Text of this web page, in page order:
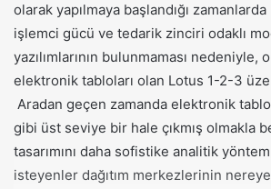
e
k
olarak yapılmaya başlandığı
işlemci gücü ve tedarik zinciri odaklı
yazılımlarının bulunmaması nedeniyle,
elektronik tabloları olan Lotus 1-2-3
Aradan geçen zamanda elektronik
gibi üst seviye bir hale çıkmış olmakla
tasarımını daha sofistike analitik
isteyenler dağıtım merkezlerinin nereye